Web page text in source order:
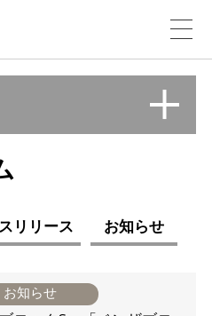
リリース お知らせ
お知らせ